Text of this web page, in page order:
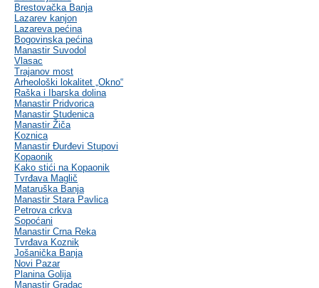
Brestovačka Banja
Lazarev kanjon
Lazareva pećina
Bogovinska pećina
Manastir Suvodol
Vlasac
Trajanov most
Arheološki lokalitet „Okno“
Raška i Ibarska dolina
Manastir Pridvorica
Manastir Studenica
Manastir Žiča
Koznica
Manastir Đurđevi Stupovi
Kopaonik
Kako stići na Kopaonik
Tvrđava Maglič
Mataruška Banja
Manastir Stara Pavlica
Petrova crkva
Sopoćani
Manastir Crna Reka
Tvrđava Koznik
Jošanička Banja
Novi Pazar
Planina Golija
Manastir Gradac